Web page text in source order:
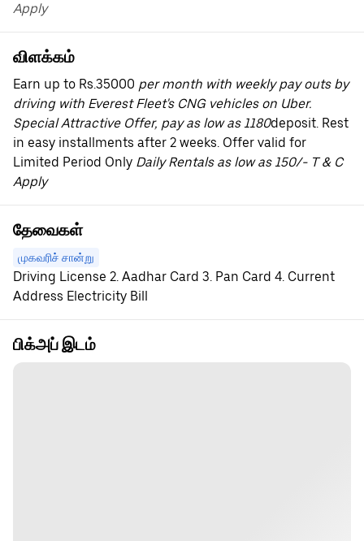
Apply
விளக்கம்
Earn up to Rs.35000 per month with weekly pay outs by
driving with Everest Fleet's CNG vehicles on Uber.
Special Attractive Offer, pay as low as 1180deposit. Rest
in easy installments after 2 weeks. Offer valid for
Limited Period Only Daily Rentals as low as 150/- T & C
Apply
தேவைகள்
முகவரிச் சான்று
Driving License 2. Aadhar Card 3. Pan Card 4. Current
Address Electricity Bill
பிக்அப் இடம்